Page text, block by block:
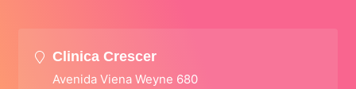
Clinica Crescer
Avenida Viena Weyne 680